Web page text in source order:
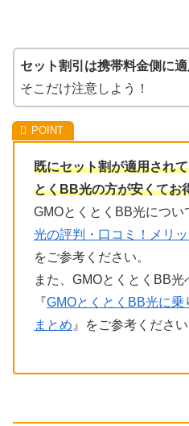
セット割引は携帯料金側に
そこだけ注意しよう！
既にセット割が適用され
とくBB光の方が安くてお
GMOとくとくBB光につい
光の評判・口コミ！メリ
をご参考ください。
また、GMOとくとくBB
『GMOとくとくBB光に
まとめ 』をご参考ください